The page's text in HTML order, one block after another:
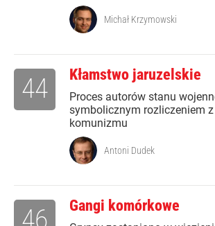
Michał Krzymowski
Kłamstwo jaruzelskie
Proces autorów stanu
symbolicznym rozliczeniem
komunizmu
44
Antoni Dudek
Gangi komórkowe
46